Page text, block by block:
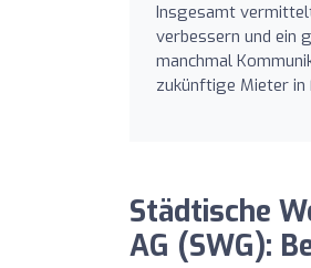
Insgesamt
verbessern und ein
manchmal
zukünftige Mieter in
Städtische
AG (SWG):